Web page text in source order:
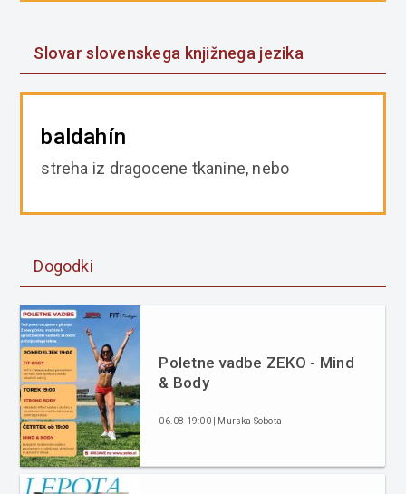
Slovar slovenskega knjižnega jezika
baldahín
streha iz dragocene tkanine, nebo
Dogodki
Poletne vadbe ZEKO - Mind
& Body
06.08 19:00 | Murska Sobota